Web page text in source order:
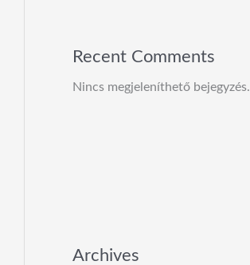
Recent Comments
Nincs megjeleníthető bejegyzés.
Archives